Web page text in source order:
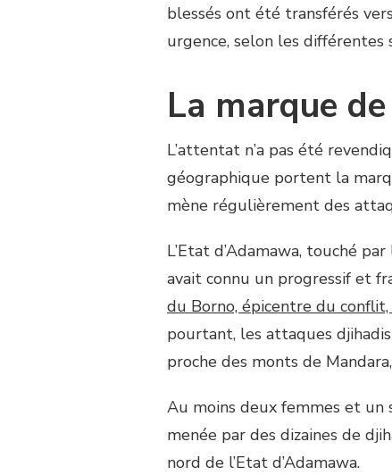
blessés ont été transférés
urgence, selon les différentes
La marque
L’attentat n’a pas été
géographique portent la
mène régulièrement des
L’Etat d’Adamawa, touché
avait connu un progressif et
du Borno, épicentre du
pourtant, les attaques
proche des monts de
Au moins deux femmes et
menée par des dizaines de
nord de l’Etat d’Adamawa.